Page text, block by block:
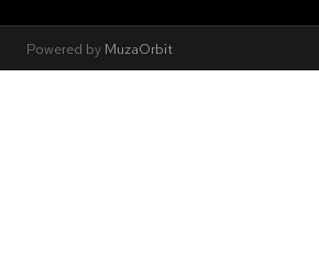
Powered by MuzaOrbit